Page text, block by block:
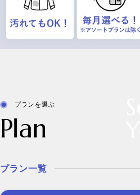
プランを選ぶ
Plan
プラン一覧